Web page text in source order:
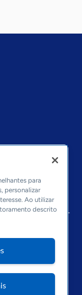
para
personalizar
Ao utilizar
descrito